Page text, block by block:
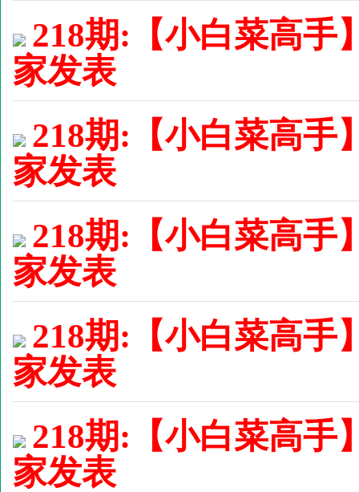
218期:【小白菜高手
家发表
218期:【小白菜高手
家发表
218期:【小白菜高
家发表
218期:【小白菜高手
家发表
218期:【小白菜高手
家发表